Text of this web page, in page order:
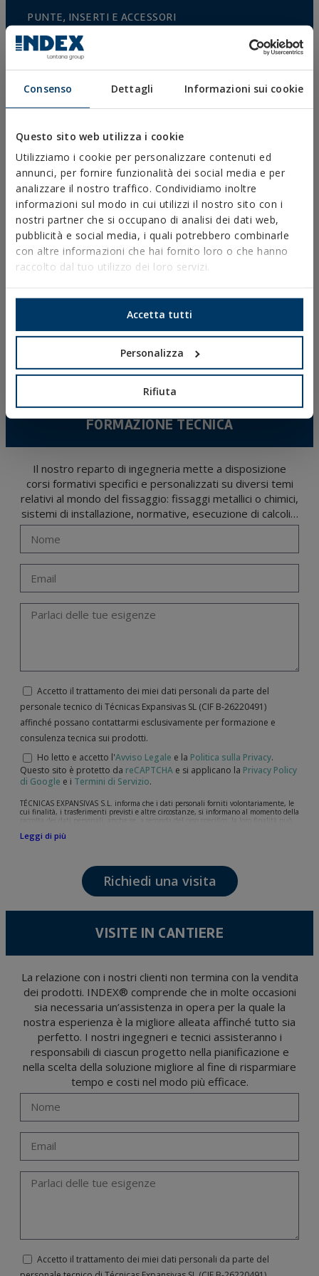
Consenso Dettagli Informazioni sui cookie
Questo sito web utilizza i cookie
Utilizziamo i cookie per personalizzare contenuti ed
annunci, per fornire funzionalità dei social media e per
analizzare il nostro traffico. Condividiamo inoltre
informazioni sul modo in cui utilizzi il nostro sito con i
nostri partner che si occupano di analisi dei dati web,
pubblicità e social media, i quali potrebbero combinarle
con altre informazioni che hai fornito loro o che hanno
raccolto dal tuo utilizzo dei loro servizi.
Accetta tutti
Personalizza
Rifiuta
PUNTE, INSERTI E ACCESSORI
COLLARI METALLICI PESANTI
COLLARI METALLICI LEGGERI
SISTEMI DI PROTEZIONE ANTINCENDIO
FASCETTE E ACCESSORI IN PLASTICA
PROFILI E SUPPORTI
SISTEMI DI INSTALLAZIONE E FISSAGGIO PER
PANNELLI SOLARI
BARRE FILETTATE E ACCESSORI DI FISSAGGIO
FISSAGGI PER SANITARI E CLIMATIZZAZIONE
CATALOGO ONLINE
ACCESSO E DOWNLOAD
NOVITÀ E PRODOTTI IN EVIDENZA
FORMAZIONE TECNICA
Il nostro reparto di ingegneria mette a disposizione
corsi formativi specifici e personalizzati su diversi temi
relativi al mondo del fissaggio: fissaggi metallici o chimici,
sistemi di installazione, normative, esecuzione di calcoli…
Accetto il trattamento dei miei dati personali da parte del
personale tecnico di Técnicas Expansivas SL (CIF B-­26220491)
affinché possano contattarmi esclusivamente per formazione e
consulenza tecnica sui prodotti.
Ho letto e accetto l'Avviso Legale e la Politica sulla Privacy.
Questo sito è protetto da reCAPTCHA e si applicano la Privacy Policy
di Google e i Termini di Servizio.
TÉCNICAS EXPANSIVAS S.L. informa che i dati personali forniti volontariamente, le
cui finalità, i trasferimenti previsti e altre circostanze, si informano al momento della
raccolta dei dati personali, anche se, a seconda del caso specifico, la loro finalità può
mantenimento della relazione stabilita, la gestione integrale e commerciale dei
I dati contenuti nei nostri archivi sono assolutamente confidenziali e saranno
trattati con la massima riservatezza e nel rispetto di tutti i requisiti del
Regolamento Generale sulla Protezione dei Dati (GDPR) del 27 aprile 2016. I dati
rimarranno registrati nei nostri archivi per il tempo necessario allo scopo per il quale
quello stabilito dalla legislazione vigente e sempre per la durate per cui si presta il
Si raccomanda di non inviare dati personali di alto livello secondo la legislazione
criptati né codificati. Quindi, la responsabilità è di chi li invia.
Gli utenti possono in qualsiasi momento esercitare i loro diritti di accesso, rettifica,
opposizione, cancellazione, limitazione del trattamento o richiesta di portabilità in
conformità con le disposizioni del regolamento generale sulla protezione dei dati
(GDPR) del 27 aprile 2016 inviando una lettera al responsabile del trattamento:
Valentín Gómez, Direttore, insieme a una fotocopia della sua carta d'identità, a
TÉCNICAS EXPANSIVAS SL | P.I. La Portalada II | c/ Segador 13, 26006 | Logroño (La
Rioja) o inviando un’email al seguente indirizzo info@indexfix.com.
Leggi di più
Richiedi una visita
VISITE IN CANTIERE
La relazione con i nostri clienti non termina con la vendita
dei prodotti. INDEX® comprende che in molte occasioni
sia necessaria un’assistenza in opera per la quale la
nostra esperienza è la migliore alleata affinché tutto sia
perfetto. I nostri ingegneri e tecnici assisteranno i
responsabili di ciascun progetto nella pianificazione e
nella scelta della soluzione migliore al fine di risparmiare
tempo e costi nel modo più efficace.
Accetto il trattamento dei miei dati personali da parte del